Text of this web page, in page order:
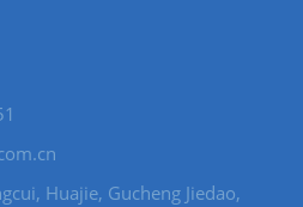
Huajie, Gucheng Jiedao,